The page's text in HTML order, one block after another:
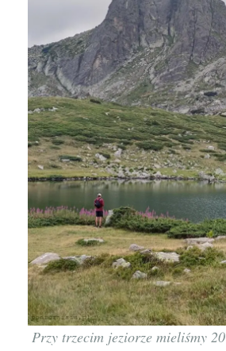
Przy trzecim jeziorze mieliśmy